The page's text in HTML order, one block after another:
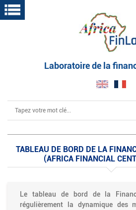
Aller
au
Laboratoire de la
Rechercher
TABLEAU DE BORD DE LA
(AFRICA FINANCIAL
Le tableau de bord de la
régulièrement la dynamique des